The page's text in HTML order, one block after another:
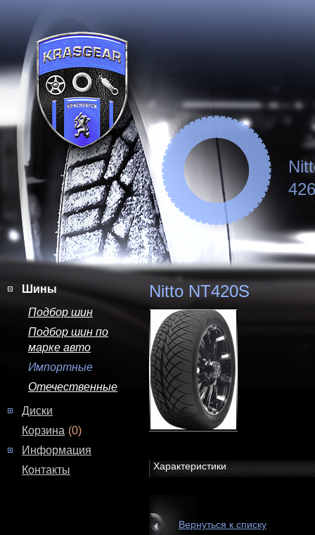
Шины
Подбор шин
Подбор шин по
марке авто
Импортные
Отечественные
Диски
Корзина (0)
Информация
Контакты
Nitto NT420S
Характеристики
Вернуться к списку